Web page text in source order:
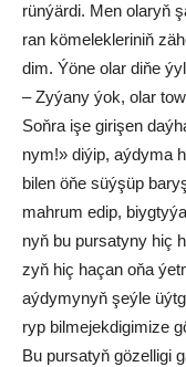
rün­ýär­di. Men ola­ryň
ran kö­me­lek­le­ri­niň
dim. Ýö­ne olar di­ňe
– Zy­ýa­ny ýok, olar
Soň­ra işe gi­ri­şen
nym!» di­ýip, aý­dy­ma
bi­len öňe süý­şüp
mah­rum edip,
nyň bu pur­sa­ty­ny hiç
zyň hiç ha­çan oňa
aý­dy­my­nyň şeý­le
ryp bil­me­jek­di­gi­mi­ze
Bu pursatyň gö­zel­li­gi